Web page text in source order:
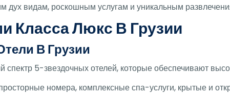
дух видам, роскошным услугам и уникальным
Класса Люкс В Грузии
В Грузии
спектр 5-звездочных отелей, которые обеспечивают
просторные номера, комплексные спа-услуги, крытые и